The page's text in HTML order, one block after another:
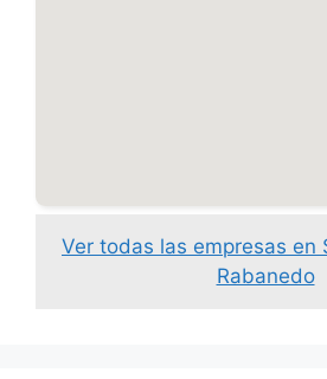
Ver todas las empresas en
Rabanedo